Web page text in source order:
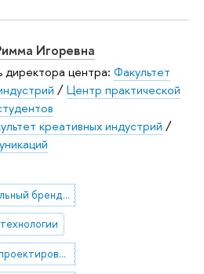
Игоревна
директора центра: Факультет
/Центр практической
креативных индустрий /
территориальный брендинг
социальное проектирование